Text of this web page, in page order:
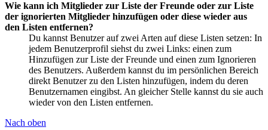
Wie kann ich Mitglieder zur Liste der Freunde oder zur Liste
der ignorierten Mitglieder hinzufügen oder diese wieder aus
den Listen entfernen?
Du kannst Benutzer auf zwei Arten auf diese Listen setzen: In
jedem Benutzerprofil siehst du zwei Links: einen zum
Hinzufügen zur Liste der Freunde und einen zum Ignorieren
des Benutzers. Außerdem kannst du im persönlichen Bereich
direkt Benutzer zu den Listen hinzufügen, indem du deren
Benutzernamen eingibst. An gleicher Stelle kannst du sie auch
wieder von den Listen entfernen.
Nach oben